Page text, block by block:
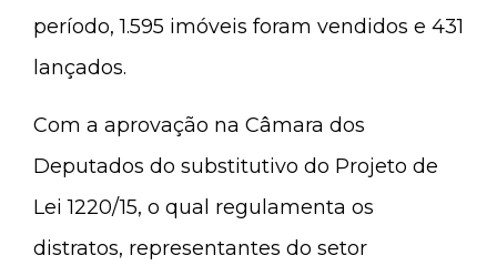
período, 1.595 imóveis foram vendidos e 431
lançados.
Com a aprovação na Câmara dos
Deputados do substitutivo do Projeto de
Lei 1220/15, o qual regulamenta os
distratos, representantes do setor